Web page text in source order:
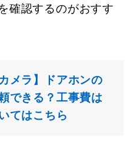
確認するのがおすす
メラ】ドアホンの
できる？工事費は
てはこちら